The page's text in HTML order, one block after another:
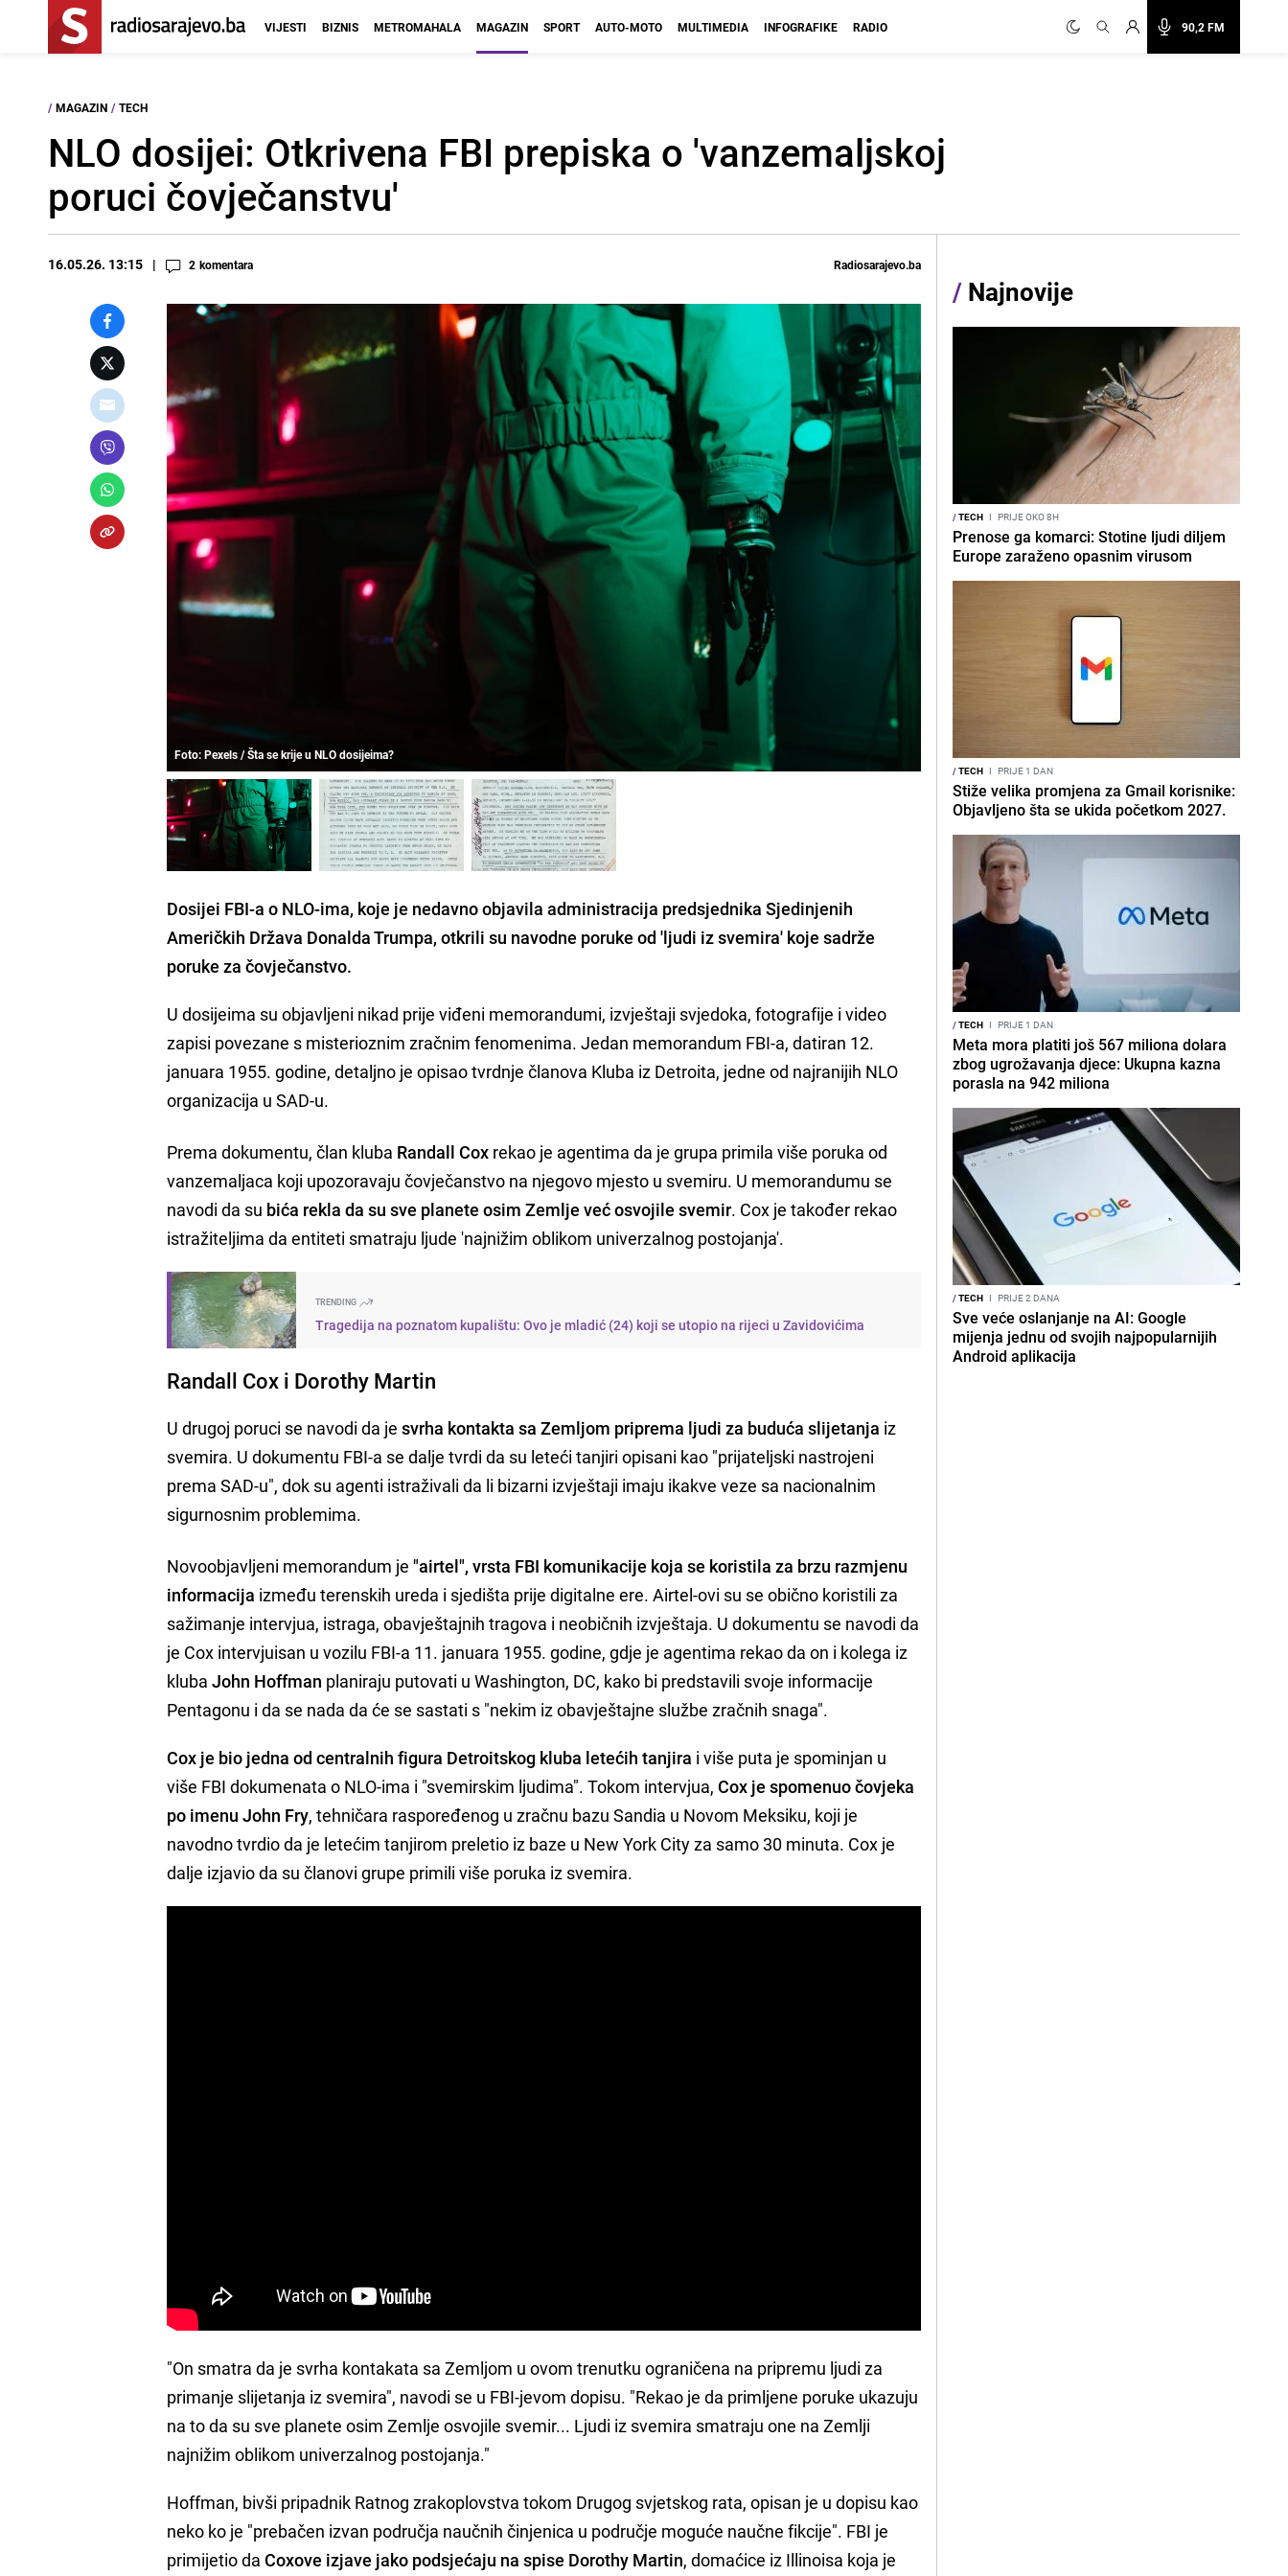
90,2 FM
VIJESTI BIZNIS METROMAHALA MAGAZIN SPORT AUTO-MOTO MULTIMEDIA INFOGRAFIKE RADIO
/ MAGAZIN / TECH
NLO dosijei: Otkrivena FBI prepiska o 'vanzemaljskoj
poruci čovječanstvu'
16.05.26. 13:15 2 komentara Radiosarajevo.ba
Foto: Pexels / Šta se krije u NLO dosijeima?
Dosijei FBI-a o NLO-ima, koje je nedavno objavila administracija predsjednika Sjedinjenih
Američkih Država Donalda Trumpa, otkrili su navodne poruke od 'ljudi iz svemira' koje sadrže
poruke za čovječanstvo.
U dosijeima su objavljeni nikad prije viđeni memorandumi, izvještaji svjedoka, fotografije i video
zapisi povezane s misterioznim zračnim fenomenima. Jedan memorandum FBI-a, datiran 12.
januara 1955. godine, detaljno je opisao tvrdnje članova Kluba iz Detroita, jedne od najranijih NLO
organizacija u SAD-u.
Prema dokumentu, član kluba Randall Cox rekao je agentima da je grupa primila više poruka od
vanzemaljaca koji upozoravaju čovječanstvo na njegovo mjesto u svemiru. U memorandumu se
navodi da su bića rekla da su sve planete osim Zemlje već osvojile svemir. Cox je također rekao
istražiteljima da entiteti smatraju ljude 'najnižim oblikom univerzalnog postojanja'.
TRENDING
Tragedija na poznatom kupalištu: Ovo je mladić (24) koji se utopio na rijeci u Zavidovićima
Randall Cox i Dorothy Martin
U drugoj poruci se navodi da jesvrha kontakta sa Zemljom priprema ljudi za buduća slijetanja iz
svemira. U dokumentu FBI-a se dalje tvrdi da su leteći tanjiri opisani kao "prijateljski nastrojeni
prema SAD-u", dok su agenti istraživali da li bizarni izvještaji imaju ikakve veze sa nacionalnim
sigurnosnim problemima.
Novoobjavljeni memorandum je"airtel", vrsta FBI komunikacije koja se koristila za brzu razmjenu
informacija između terenskih ureda i sjedišta prije digitalne ere. Airtel-ovi su se obično koristili za
sažimanje intervjua, istraga, obavještajnih tragova i neobičnih izvještaja. U dokumentu se navodi da
je Cox intervjuisan u vozilu FBI-a 11. januara 1955. godine, gdje je agentima rekao da on i kolega iz
klubaJohn Hoffman planiraju putovati u Washington, DC, kako bi predstavili svoje informacije
Pentagonu i da se nada da će se sastati s "nekim iz obavještajne službe zračnih snaga".
Cox je bio jedna od centralnih figura Detroitskog kluba letećih tanjira i više puta je spominjan u
više FBI dokumenata o NLO-ima i "svemirskim ljudima". Tokom intervjua,Cox je spomenuo čovjeka
po imenu John Fry, tehničara raspoređenog u zračnu bazu Sandia u Novom Meksiku, koji je
navodno tvrdio da je letećim tanjirom preletio iz baze u New York City za samo 30 minuta. Cox je
dalje izjavio da su članovi grupe primili više poruka iz svemira.
"On smatra da je svrha kontakata sa Zemljom u ovom trenutku ograničena na pripremu ljudi za
primanje slijetanja iz svemira", navodi se u FBI-jevom dopisu. "Rekao je da primljene poruke ukazuju
na to da su sve planete osim Zemlje osvojile svemir... Ljudi iz svemira smatraju one na Zemlji
najnižim oblikom univerzalnog postojanja."
Hoffman, bivši pripadnik Ratnog zrakoplovstva tokom Drugog svjetskog rata, opisan je u dopisu kao
neko ko je "prebačen izvan područja naučnih činjenica u područje moguće naučne fikcije". FBI je
primijetio daCoxove izjave jako podsjećaju na spise Dorothy Martin, domaćice iz Illinoisa koja je
/ Najnovije
/TECH I PRIJE OKO 8H
Prenose ga komarci: Stotine ljudi diljem
Europe zaraženo opasnim virusom
/TECH I PRIJE 1 DAN
Stiže velika promjena za Gmail korisnike:
Objavljeno šta se ukida početkom 2027.
/TECH I PRIJE 1 DAN
Meta mora platiti još 567 miliona dolara
zbog ugrožavanja djece: Ukupna kazna
porasla na 942 miliona
/TECH I PRIJE 2 DANA
Sve veće oslanjanje na AI: Google
mijenja jednu od svojih najpopularnijih
Android aplikacija